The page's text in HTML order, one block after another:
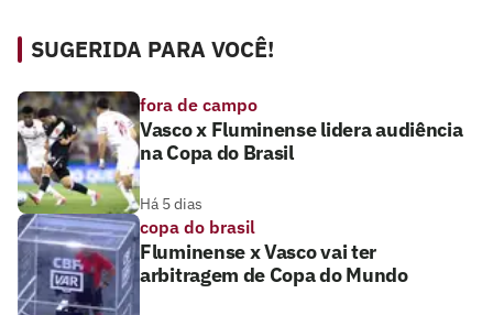
SUGERIDA PARA VOCÊ!
fora de campo
Vasco x Fluminense lidera audiência
na Copa do Brasil
Há 5 dias
copa do brasil
Fluminense x Vasco vai ter
arbitragem de Copa do Mundo